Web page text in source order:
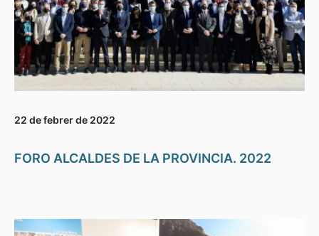
22 de febrer de 2022
FORO ALCALDES DE LA PROVINCIA. 2022